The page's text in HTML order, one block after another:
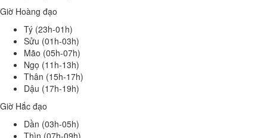
Giờ Hoàng đạo
Tý (23h-01h)
Sửu (01h-03h)
Mão (05h-07h)
Ngọ (11h-13h)
Thân (15h-17h)
Dậu (17h-19h)
Giờ Hắc đạo
Dần (03h-05h)
Thìn (07h-09h)